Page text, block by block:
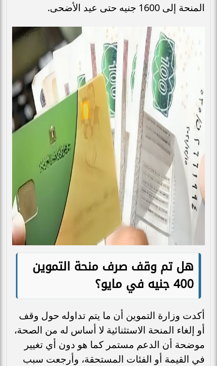
المنحة إلى 1600 جنيه حتى عيد الأضحى.
هل تم وقف صرف منحة التموين
400 جنيه في مايو؟
أكدت وزارة التموين أن ما يتم تداوله حول وقف
أو إلغاء المنحة الاستثنائية لا أساس له من الصحة،
موضحة أن الدعم مستمر كما هو دون أي تغيير
في القيمة أو الفئات المستحقة، وأرجعت سبب